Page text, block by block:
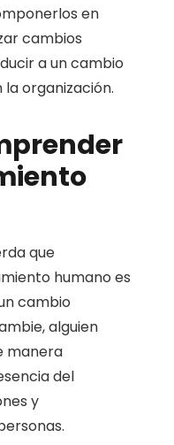
en
cambios
a un cambio
organización.
que
humano es
cambio
alguien
manera
del
y